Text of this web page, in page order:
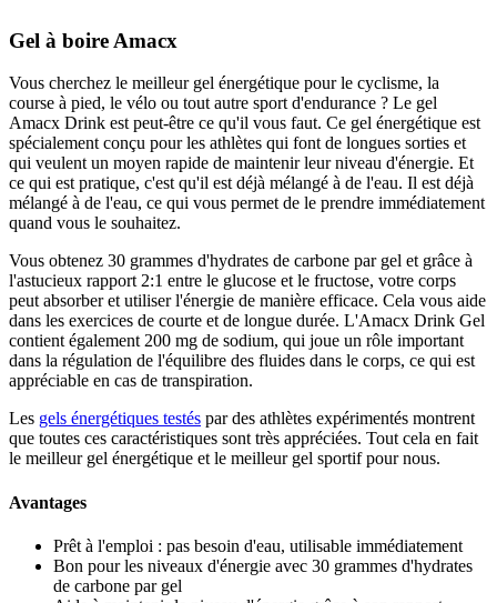
Gel à boire Amacx
Vous cherchez le meilleur gel énergétique pour le cyclisme, la
course à pied, le vélo ou tout autre sport d'endurance ? Le gel
Amacx Drink est peut-être ce qu'il vous faut. Ce gel énergétique est
spécialement conçu pour les athlètes qui font de longues sorties et
qui veulent un moyen rapide de maintenir leur niveau d'énergie. Et
ce qui est pratique, c'est qu'il est déjà mélangé à de l'eau. Il est déjà
mélangé à de l'eau, ce qui vous permet de le prendre immédiatement
quand vous le souhaitez.
Vous obtenez 30 grammes d'hydrates de carbone par gel et grâce à
l'astucieux rapport 2:1 entre le glucose et le fructose, votre corps
peut absorber et utiliser l'énergie de manière efficace. Cela vous aide
dans les exercices de courte et de longue durée. L'Amacx Drink Gel
contient également 200 mg de sodium, qui joue un rôle important
dans la régulation de l'équilibre des fluides dans le corps, ce qui est
appréciable en cas de transpiration.
Les gels énergétiques testés par des athlètes expérimentés montrent
que toutes ces caractéristiques sont très appréciées. Tout cela en fait
le meilleur gel énergétique et le meilleur gel sportif pour nous.
Avantages
Prêt à l'emploi : pas besoin d'eau, utilisable immédiatement
Bon pour les niveaux d'énergie avec 30 grammes d'hydrates
de carbone par gel